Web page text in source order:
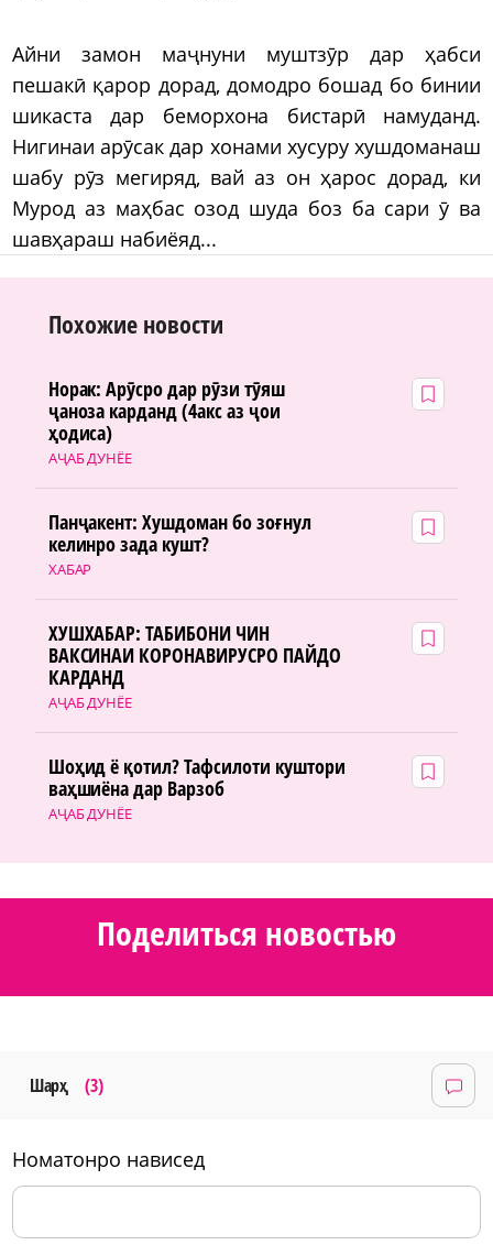
Айни замон маҷнуни муштзӯр дар ҳабси
пешакӣ қарор дорад, домодро бошад бо бинии
шикаста дар беморхона бистарӣ намуданд.
Нигинаи арӯсак дар хонами хусуру хушдоманаш
шабу рӯз мегиряд, вай аз он ҳарос дорад, ки
Мурод аз маҳбас озод шуда боз ба сари ӯ ва
шавҳараш набиёяд...
Похожие новости
АҶАБ ДУНЁЕ
Норак: Арӯсро дар рӯзи тӯяш
ҷаноза карданд (4акс аз ҷои
ҳодиса)
ХАБАР
Панҷакент: Хушдоман бо зоғнул
келинро зада кушт?
АҶАБ ДУНЁЕ
ХУШХАБАР: ТАБИБОНИ ЧИН
ВАКСИНАИ КОРОНАВИРУСРО ПАЙДО
КАРДАНД
АҶАБ ДУНЁЕ
Шоҳид ё қотил? Тафсилоти куштори
ваҳшиёна дар Варзоб
Поделиться новостью
Шарҳ (3)
номатонро нависед